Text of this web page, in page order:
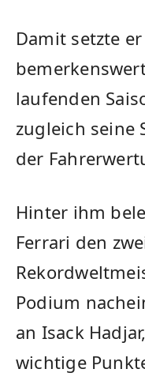
Damit setzte
laufenden
zugleich seine
der
Hinter ihm
Ferrari den
Podium
an Isack
wichtige